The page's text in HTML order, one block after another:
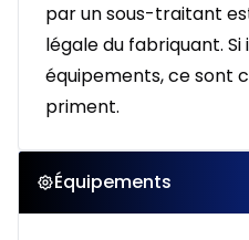
par un sous-traitant
légale du fabriquant.
équipements, ce sont
priment.
Équipements